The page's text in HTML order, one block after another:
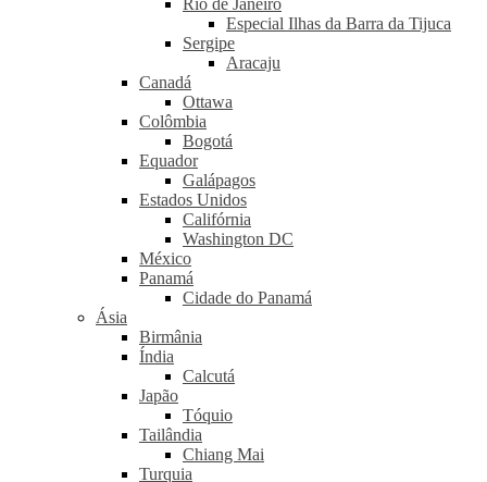
Rio de Janeiro
Especial Ilhas da Barra da Tijuca
Sergipe
Aracaju
Canadá
Ottawa
Colômbia
Bogotá
Equador
Galápagos
Estados Unidos
Califórnia
Washington DC
México
Panamá
Cidade do Panamá
Ásia
Birmânia
Índia
Calcutá
Japão
Tóquio
Tailândia
Chiang Mai
Turquia